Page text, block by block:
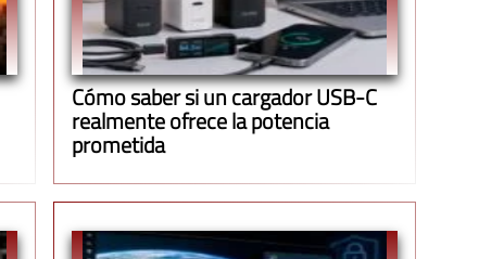
Cómo saber si un cargador USB-C
realmente ofrece la potencia
prometida